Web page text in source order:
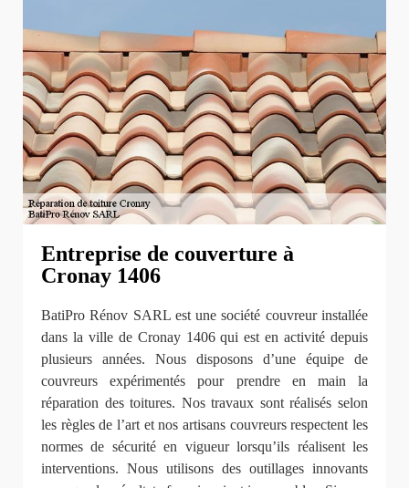
Entreprise de couverture à
Cronay 1406
BatiPro Rénov SARL est une société couvreur installée
dans la ville de Cronay 1406 qui est en activité depuis
plusieurs années. Nous disposons d’une équipe de
couvreurs expérimentés pour prendre en main la
réparation des toitures. Nos travaux sont réalisés selon
les règles de l’art et nos artisans couvreurs respectent les
normes de sécurité en vigueur lorsqu’ils réalisent les
interventions. Nous utilisons des outillages innovants